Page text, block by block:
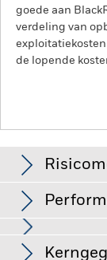
goede aan
verdeling van
de lopende
Vastrentende